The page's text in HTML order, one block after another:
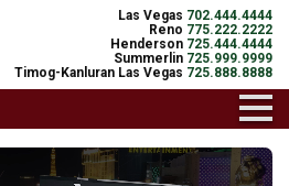
Las Vegas 702.444.4444
Reno 775.222.2222
Henderson 725.444.4444
Summerlin 725.999.9999
Timog-Kanluran Las Vegas 725.888.8888